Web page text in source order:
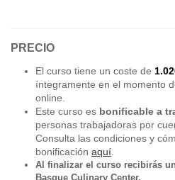
PRECIO
El curso tiene un coste de
íntegramente en el momento
online.
​Este curso es bonificable a
personas trabajadoras por
Consulta las condiciones y
bonificación aquí
Al finalizar el curso recibirás
Basque Culinary Center.